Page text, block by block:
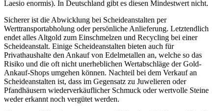
Laesio enormis). In Deutschland gibt es diesen Mindestwert nicht.
Sicherer ist die Abwicklung bei Scheideanstalten per
Werttransportabholung oder persönliche Anlieferung. Letztendlich
endet alles Altgold zum Einschmelzen und Recycling bei einer
Scheideanstalt. Einige Scheideanstalten bieten auch für
Privathaushalte den Ankauf von Edelmetallen an, welche so das
Risiko und die oft nicht unerheblichen Wertabschläge der Gold-
Ankauf-Shops umgehen können. Nachteil bei dem Verkauf an
Scheideanstalten ist, dass im Gegensatz zu Juwelieren oder
Pfandhäusern wiederverkäuflicher Schmuck oder wertvolle Steine
weder erkannt noch vergütet werden.